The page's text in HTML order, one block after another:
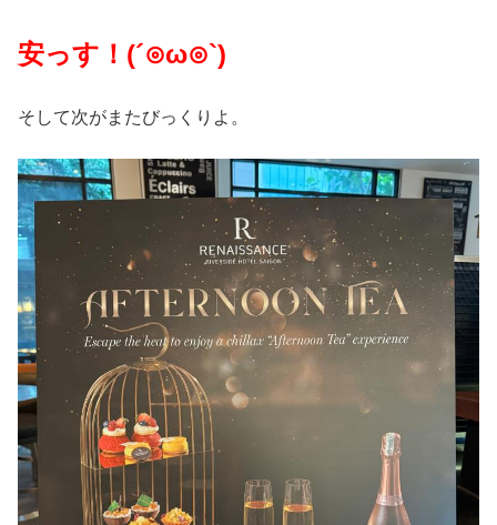
安っす！(´⊙ω⊙`)
そして次がまたびっくりよ。